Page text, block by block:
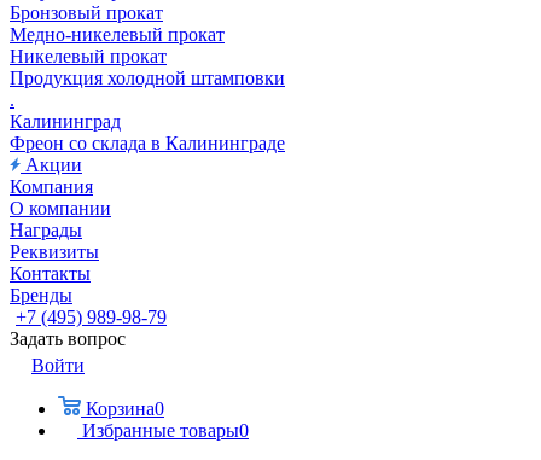
Бронзовый прокат
Медно-никелевый прокат
Никелевый прокат
Продукция холодной штамповки
.
Калининград
Фреон со склада в Калининграде
Акции
Компания
О компании
Награды
Реквизиты
Контакты
Бренды
+7 (495) 989-98-79
Задать вопрос
Войти
Корзина0
Избранные товары0